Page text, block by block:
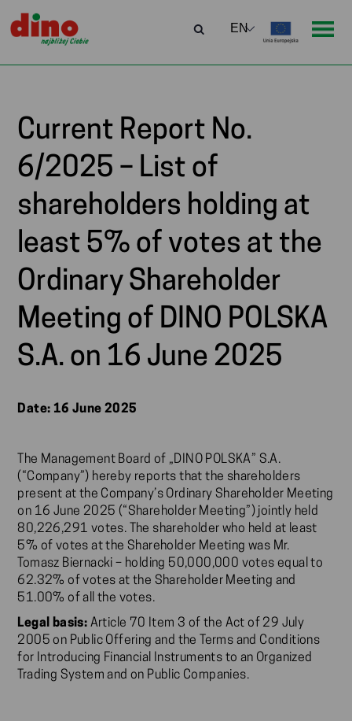
Current Report No.
6/2025 – List of
shareholders holding at
least 5% of votes at the
Ordinary Shareholder
Meeting of DINO POLSKA
S.A. on 16 June 2025
Date: 16 June 2025
The Management Board of „DINO POLSKA” S.A.
(“Company”) hereby reports that the shareholders
present at the Company’s Ordinary Shareholder Meeting
on 16 June 2025 (“Shareholder Meeting”) jointly held
80,226,291 votes. The shareholder who held at least
5% of votes at the Shareholder Meeting was Mr.
Tomasz Biernacki – holding 50,000,000 votes equal to
62.32% of votes at the Shareholder Meeting and
51.00% of all the votes.
Legal basis: Article 70 Item 3 of the Act of 29 July
2005 on Public Offering and the Terms and Conditions
for Introducing Financial Instruments to an Organized
Trading System and on Public Companies.